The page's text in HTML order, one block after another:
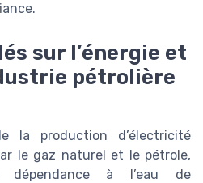
sur l’énergie et
pétrolière
la production d’électricité
le gaz naturel et le pétrole,
à l’eau de